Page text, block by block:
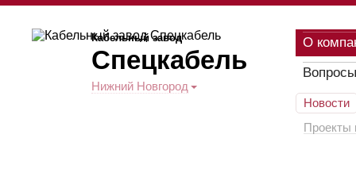
Кабельный завод
Спецкабель
Нижний Новгород
О
Новости
Проекты